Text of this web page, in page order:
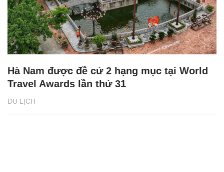
DU LỊCH
Hà Nam được đề cử 2 hạng mục tại World
Travel Awards lần thứ 31